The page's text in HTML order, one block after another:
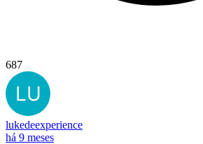
687
lukedeexperience
há 9 meses